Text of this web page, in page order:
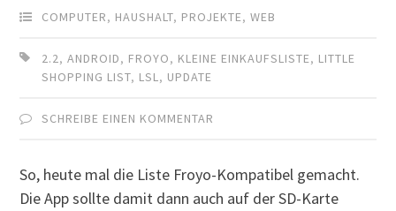
COMPUTER, HAUSHALT, PROJEKTE,WEB
2.2,ANDROID, FROYO, KLEINE EINKAUFSLISTE, LITTLE
SHOPPING LIST, LSL, UPDATE
SCHREIBE EINEN KOMMENTAR
So, heute mal die Liste Froyo-Kompatibel gemacht.
Die App sollte damit dann auch auf der SD-Karte